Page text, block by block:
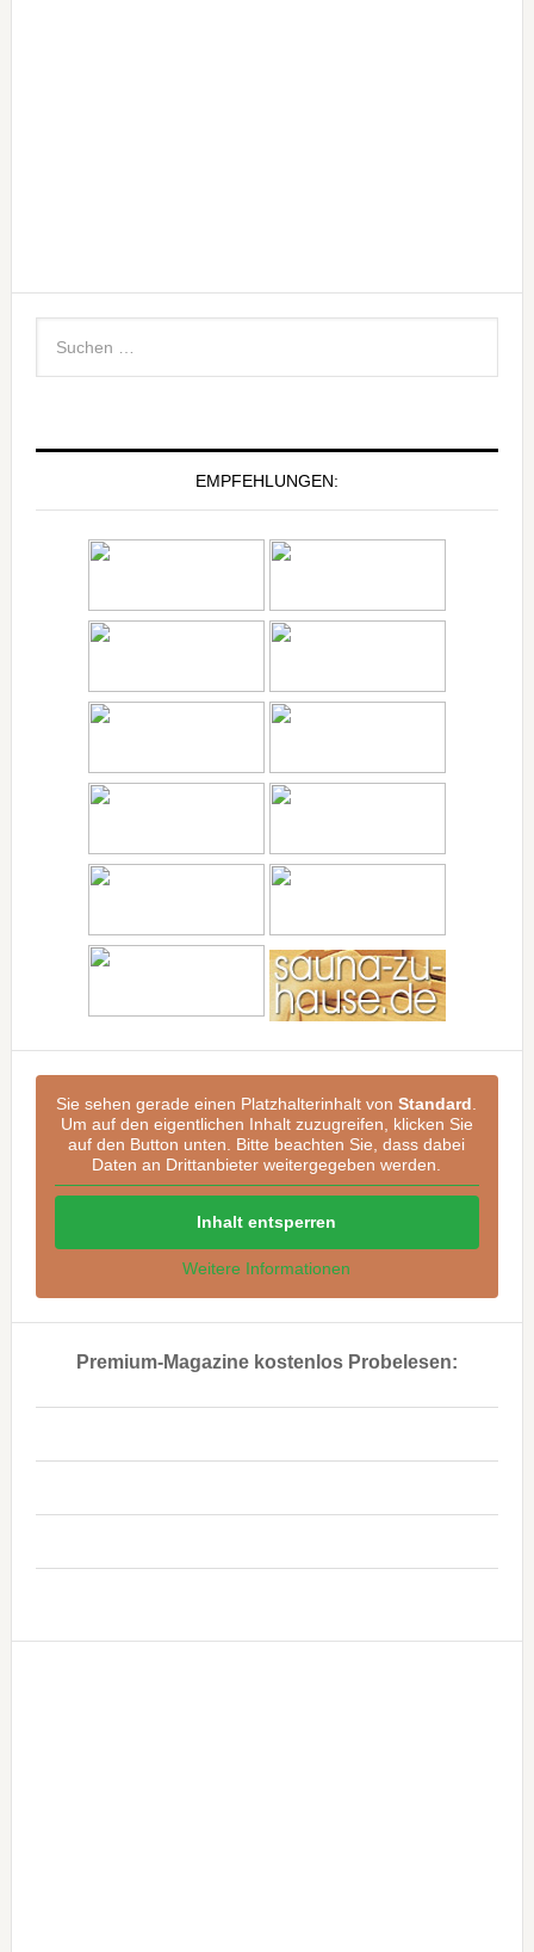
EMPFEHLUNGEN:
Sie sehen gerade einen Platzhalterinhalt vonStandard
Um auf den eigentlichen Inhalt zuzugreifen, klicken Sie
auf den Button unten. Bitte beachten Sie, dass dabei
Daten an Drittanbieter weitergegeben werden.
Inhalt entsperren
Weitere Informationen
Premium-Magazine kostenlos Probelesen: